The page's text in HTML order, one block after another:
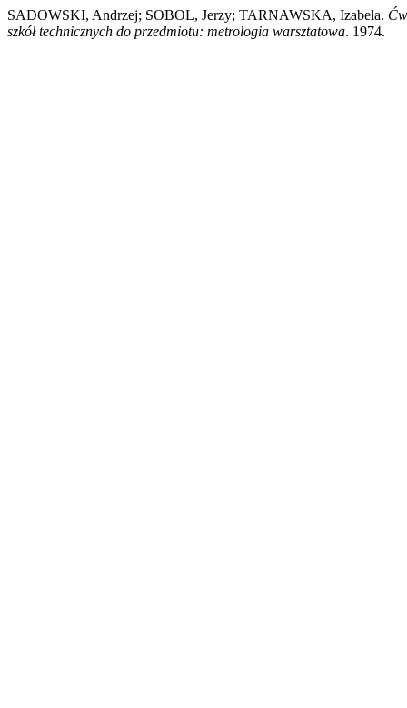
SADOWSKI, Andrzej; SOBOL, Jerzy; TARNAWSKA, Izabela.
szkół technicznych do przedmiotu: metrologia warsztatowa. 1974.